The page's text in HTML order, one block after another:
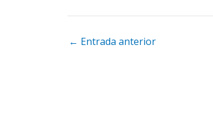
← Entrada anterior